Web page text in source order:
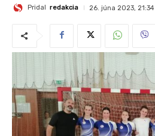
Pridal redakcia 26. júna 2023, 21:34